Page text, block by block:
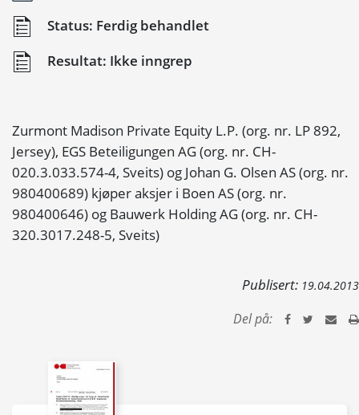
Status: Ferdig behandlet
Resultat: Ikke inngrep
Zurmont Madison Private Equity L.P. (org. nr. LP 892,
Jersey), EGS Beteiligungen AG (org. nr. CH-
020.3.033.574-4, Sveits) og Johan G. Olsen AS (org. nr.
980400689) kjøper aksjer i Boen AS (org. nr.
980400646) og Bauwerk Holding AG (org. nr. CH-
320.3017.248-5, Sveits)
Publisert: 19.04.2013
Del på: